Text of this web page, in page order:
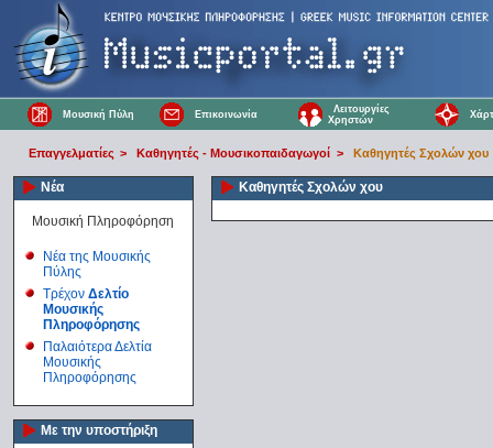
Μουσική Πύλη Επικοινωνία
Λειτουργίες
Χρηστών
Επαγγελματίες > Καθηγητές - Μουσικοπαιδαγωγοί > Καθηγητές Σχολών χου
Νέα
Μουσική Πληροφόρηση
Νέα της Μουσικής
Πύλης
Τρέχον Δελτίο
Μουσικής
Πληροφόρησης
Παλαιότερα Δελτία
Μουσικής
Πληροφόρησης
Με την υποστήριξη
Καθηγητές Σχολών χου